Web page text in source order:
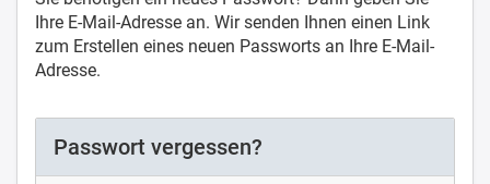
Ihre E-Mail-Adresse an. Wir senden Ihnen einen Link
zum Erstellen eines neuen Passworts an Ihre E-Mail-
Adresse.
Passwort vergessen?